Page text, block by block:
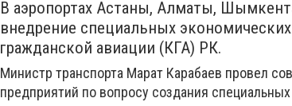
В аэропортах Астаны, Алматы,
внедрение специальных
гражданской авиации (КГА) РК.
Министр транспорта Марат Карабаев провел
предприятий по вопросу создания